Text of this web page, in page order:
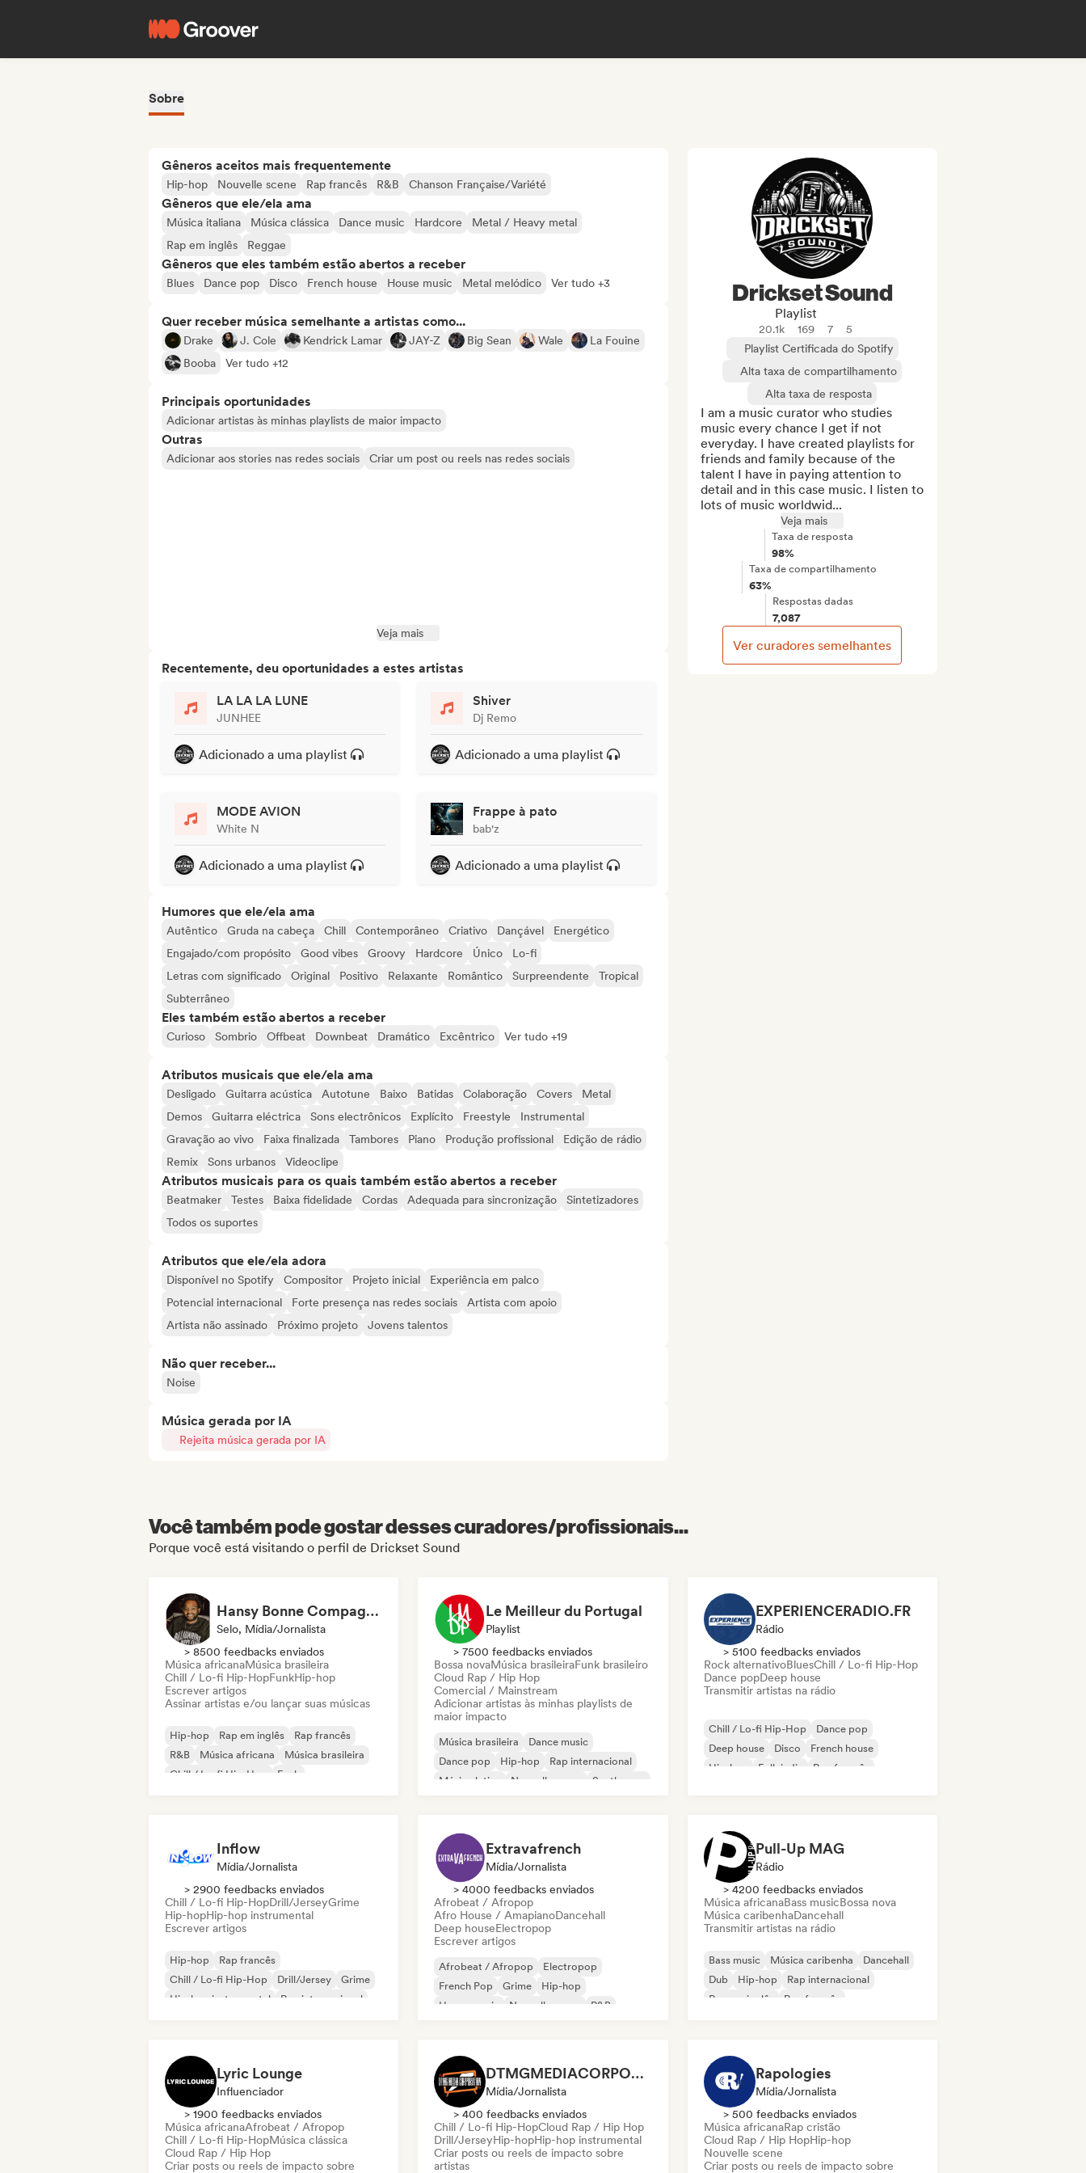
Sobre
Gêneros aceitos mais frequentemente
Hip-hop Nouvelle scene Rap francês R&B Chanson Française/Variété
Gêneros que ele/ela ama
Música italiana Música clássica Dance music Hardcore
Metal / Heavy metal
Rap em inglês
Reggae
Gêneros que eles também estão abertos a receber
Blues Dance pop Disco French house House music Metal melódico Ver tudo +3
Quer receber música semelhante a artistas como...
Drake J. Cole Kendrick Lamar JAY-Z Big Sean Wale
La Fouine
Booba
Ver tudo +12
Principais oportunidades
Adicionar artistas às minhas playlists de maior impacto
Outras
Adicionar aos stories nas redes sociais Criar um post ou reels nas redes sociais
Veja mais
Recentemente, deu oportunidades a estes artistas
LA LA LA LUNE
JUNHEE
Adicionado a uma playlist
Shiver
Dj Remo
Adicionado a uma playlist
MODE AVION
White N
Adicionado a uma playlist
Frappe à pato
bab'z
Adicionado a uma playlist
Humores que ele/ela ama
Autêntico Gruda na cabeça Chill Contemporâneo Criativo Dançável
Energético
Engajado/com propósito
Good vibes Groovy Hardcore Único
Lo-fi
Letras com significado
Original Positivo Relaxante Romântico Surpreendente
Tropical
Subterrâneo
Eles também estão abertos a receber
Curioso Sombrio Offbeat Downbeat Dramático Excêntrico Ver tudo +19
Atributos musicais que ele/ela ama
Desligado Guitarra acústica Autotune Baixo Batidas Colaboração Covers
Metal
Demos
Guitarra eléctrica Sons electrônicos Explícito Freestyle
Instrumental
Gravação ao vivo
Faixa finalizada Tambores Piano Produção profissional
Edição de rádio
Remix
Sons urbanos Videoclipe
Atributos musicais para os quais também estão abertos a receber
Beatmaker Testes Baixa fidelidade Cordas Adequada para sincronização
Sintetizadores
Todos os suportes
Atributos que ele/ela adora
Disponível no Spotify Compositor Projeto inicial
Experiência em palco
Potencial internacional
Forte presença nas redes sociais
Artista com apoio
Artista não assinado
Próximo projeto Jovens talentos
Não quer receber...
Noise
Música gerada por IA
Rejeita música gerada por IA
Drickset Sound
Playlist
20.1k 169 7
5
Playlist Certificada do Spotify
Alta taxa de compartilhamento
Alta taxa de resposta
I am a music curator who studies
music every chance I get if not
everyday. I have created playlists for
friends and family because of the
talent I have in paying attention to
detail and in this case music. I listen to
lots of music worldwid...
Veja mais
Taxa de resposta
98%
Taxa de compartilhamento
63%
Respostas dadas
7,087
Ver curadores semelhantes
Você também pode gostar desses curadores/profissionais...
Porque você está visitando o perfil de Drickset Sound
Hansy Bonne Compagnie
Selo, Mídia/Jornalista
> 8500 feedbacks enviados
Música africanaMúsica brasileira
Chill / Lo-fi Hip-HopFunkHip-hop
Escrever artigos
Assinar artistas e/ou lançar suas músicas
Hip-hop Rap em inglês
Rap francês
R&B
Música africana
Música brasileira
Chill / Lo-fi Hip-Hop
Funk
Le Meilleur du Portugal
Playlist
> 7500 feedbacks enviados
Bossa novaMúsica brasileiraFunk brasileiro
Cloud Rap / Hip Hop
Comercial / Mainstream
Adicionar artistas às minhas playlists de
maior impacto
Música brasileira
Dance music
Dance pop
Hip-hop
Rap internacional
Música latina
Nouvelle scene Synthwave
EXPERIENCERADIO.FR
Rádio
> 5100 feedbacks enviados
Rock alternativoBluesChill / Lo-fi Hip-Hop
Dance popDeep house
Transmitir artistas na rádio
Chill / Lo-fi Hip-Hop
Dance pop
Deep house
Disco
French house
Hip-hop
Folk indie Rap francês
Inflow
Mídia/Jornalista
> 2900 feedbacks enviados
Chill / Lo-fi Hip-HopDrill/JerseyGrime
Hip-hopHip-hop instrumental
Escrever artigos
Hip-hop
Rap francês
Chill / Lo-fi Hip-Hop
Drill/Jersey
Grime
Hip-hop instrumental
Rap internacional
Extravafrench
Mídia/Jornalista
> 4000 feedbacks enviados
Afrobeat / Afropop
Afro House / AmapianoDancehall
Deep houseElectropop
Escrever artigos
Afrobeat / Afropop
Electropop
French Pop
Grime
Hip-hop
House music
Nouvelle scene R&B
Pull-Up MAG
Rádio
> 4200 feedbacks enviados
Música africanaBass musicBossa nova
Música caribenhaDancehall
Transmitir artistas na rádio
Bass music Música caribenha
Dancehall
Dub
Hip-hop
Rap internacional
Rap em inglês
Rap francês
Lyric Lounge
Influenciador
> 1900 feedbacks enviados
Música africanaAfrobeat / Afropop
Chill / Lo-fi Hip-HopMúsica clássica
Cloud Rap / Hip Hop
Criar posts ou reels de impacto sobre
DTMGMEDIACORPORATION
Mídia/Jornalista
> 400 feedbacks enviados
Chill / Lo-fi Hip-HopCloud Rap / Hip Hop
Drill/JerseyHip-hopHip-hop instrumental
Criar posts ou reels de impacto sobre
artistas
Rapologies
Mídia/Jornalista
> 500 feedbacks enviados
Música africanaRap cristão
Cloud Rap / Hip HopHip-hop
Nouvelle scene
Criar posts ou reels de impacto sobre